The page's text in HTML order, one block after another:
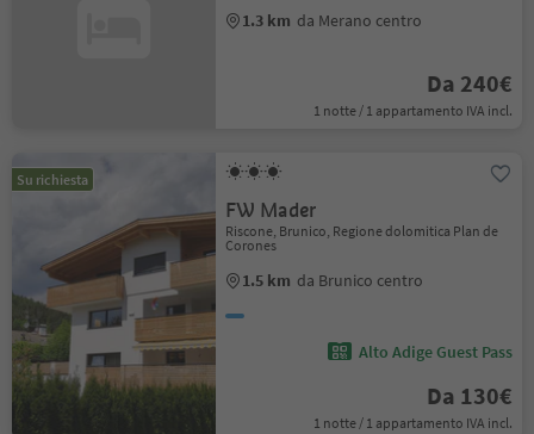
1.3 km da Merano centro
Da 240€
1 notte / 1 appartamento IVA incl.
Su richiesta
FW Mader
Riscone, Brunico, Regione dolomitica Plan de
Corones
1.5 km da Brunico centro
Alto Adige Guest Pass
Da 130€
1 notte / 1 appartamento IVA incl.